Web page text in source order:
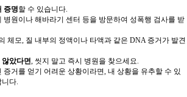
증명할 수 있습니다.
병원이나 해바라기 센터 등을 방문하여 성폭행 검사를 받
체모, 질 내부의 정액이나 타액과 같은 DNA 증거가 발견
았다면, 씻지 말고 즉시 병원을 찾으세요.
거를 얻기 어려운 상황이라면, 내 상황을 유추할 수 있
다.